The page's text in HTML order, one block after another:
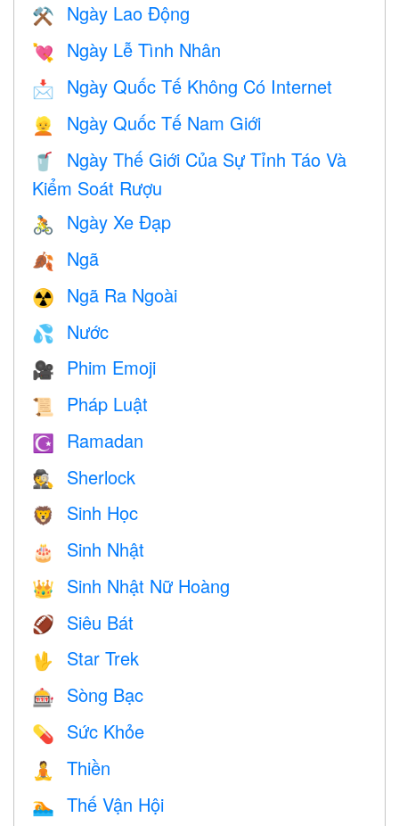
⚒️ Ngày Lao Động
💘 Ngày Lễ Tình Nhân
📩 Ngày Quốc Tế Không Có Internet
👱 Ngày Quốc Tế Nam Giới
🥤
Ngày Thế Giới Của Sự Tỉnh Táo Và
Kiểm Soát Rượu
🚴 Ngày Xe Đạp
🍂 Ngã
☢️ Ngã Ra Ngoài
💦 Nước
🎥 Phim Emoji
📜 Pháp Luật
☪️ Ramadan
🕵️ Sherlock
🦁 Sinh Học
🎂 Sinh Nhật
👑 Sinh Nhật Nữ Hoàng
🏈 Siêu Bát
🖖 Star Trek
🎰 Sòng Bạc
💊 Sức Khỏe
🧘 Thiền
🏊 Thế Vận Hội